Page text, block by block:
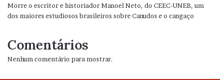
Morre o escritor e historiador Manoel Neto, do CEEC-UNEB, um
dos maiores estudiosos brasileiros sobre Canudos e o cangaço
Comentários
Nenhum comentário para mostrar.